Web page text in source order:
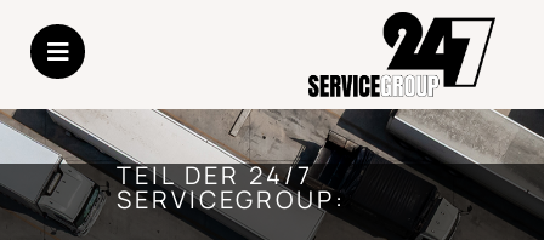
TEIL DER 24/7
SERVICEGROUP: